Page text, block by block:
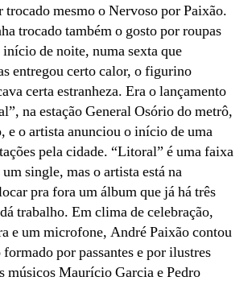
O
Paixão
trocado mesmo o Nervoso por Paixão.
trocado também o gosto por roupas
de noite, numa sexta que
entregou certo calor, o figurino
certa estranheza. Era o lançamento
na estação General Osório do metrô,
e o artista anunciou o início de uma
pela cidade. “Litoral” é uma faixa
single, mas o artista está na
pra fora um álbum que já há três
trabalho. Em clima de celebração,
e um microfone, André Paixão contou
por passantes e por ilustres
músicos Maurício Garcia e Pedro